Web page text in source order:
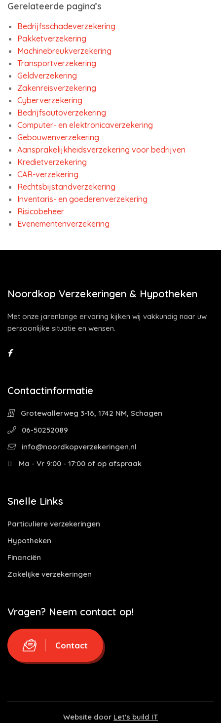
Gerelateerde pagina’s
Bedrijfsschadeverzekering
Pakketverzekering
Machinebreukverzekering
Transportverzekering
Geldverzekering
Zakenreisverzekering
Cyberverzekering
Bedrijfsautoverzekering
Computer- en elektronicaverzekering
Gebouwenverzekering
Aansprakelijkheidsverzekering voor bedrijven
Kredietverzekering
CAR-verzekering
Rechtsbijstandverzekering
Inventaris- en goederenverzekering
Risicobeheer
Evenementenverzekering
Noordkop Verzekeringen & Hypotheken
Met onze jarenlange ervaring kijken wij vakkundig naar uw
persoonlijke situatie en wensen.
Contactinformatie
Grotewallerweg 3-16, 1742 NM, Schagen
06-50252089
info@noordkopverzekeringen.nl
Ma - Vr 9:00 - 17:00 of op afspraak
Snelle Links
Particuliere verzekeringen
Hypotheken
Financiën
Zakelijke verzekeringen
Vragen? Neem contact op!
Contact
Website door Let's build IT